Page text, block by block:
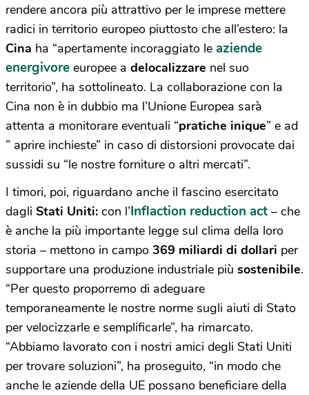
rendere ancora più attrattivo per le imprese mettere
radici in territorio europeo piuttosto che all’estero: la
Cina ha “apertamente incoraggiato le aziende
energivore europee a delocalizzare nel suo
territorio”, ha sottolineato. La collaborazione con la
Cina non è in dubbio ma l’Unione Europea sarà
attenta a monitorare eventuali “pratiche inique” e ad
” aprire inchieste” in caso di distorsioni provocate dai
sussidi su “le nostre forniture o altri mercati”.
I timori, poi, riguardano anche il fascino esercitato
dagli Stati Uniti: con l’Inflaction reduction act – che
è anche la più importante legge sul clima della loro
storia – mettono in campo 369 miliardi di dollari per
supportare una produzione industriale più sostenibile.
“Per questo proporremo di adeguare
temporaneamente le nostre norme sugli aiuti di Stato
per velocizzarle e semplificarle”, ha rimarcato.
“Abbiamo lavorato con i nostri amici degli Stati Uniti
per trovare soluzioni”, ha proseguito, “in modo che
anche le aziende della UE possano beneficiare della